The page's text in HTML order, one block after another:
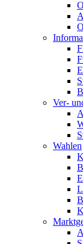
Ver-
Wahlen